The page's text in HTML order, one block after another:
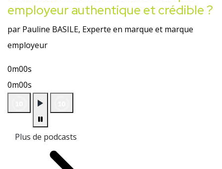
employeur authentique et crédible ?
par Pauline BASILE, Experte en marque et marque
employeur
0m00s
0m00s
Plus de podcasts